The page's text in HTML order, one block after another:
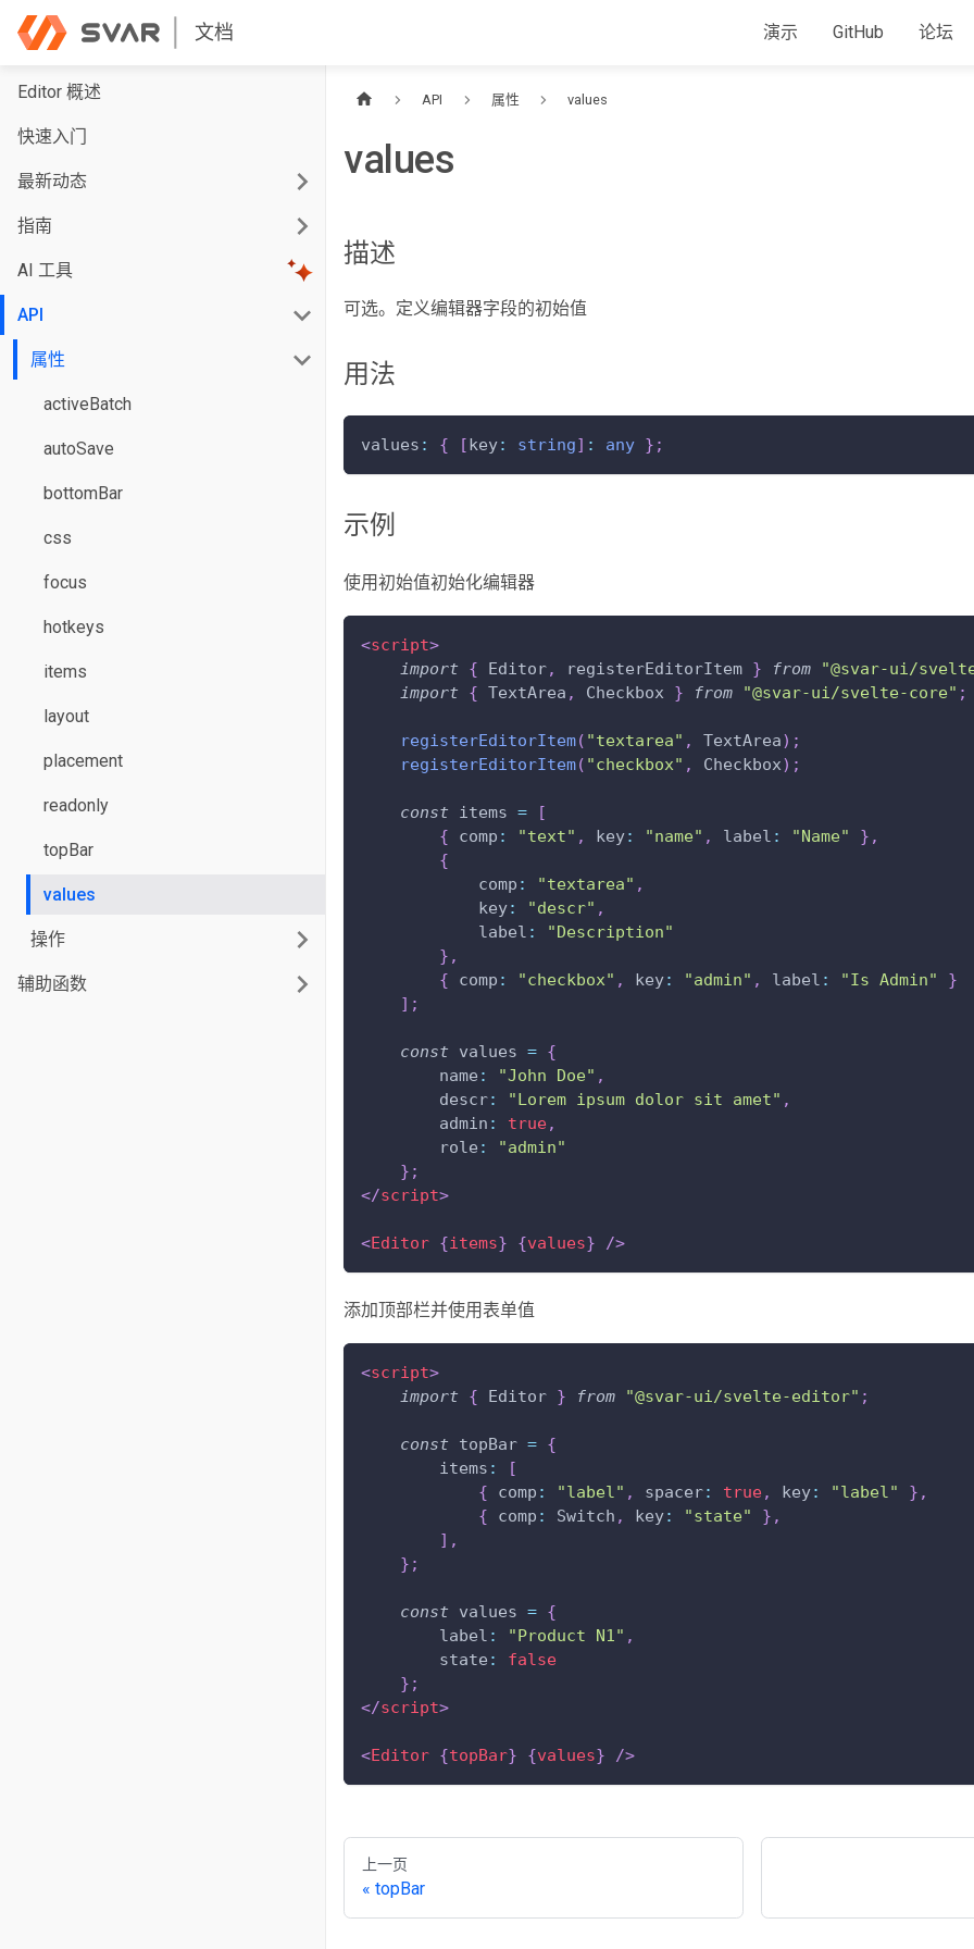
文档 演示 GitHub 论坛
Editor 概述
快速入门
最新动态
指南
AI 工具
API
属性
activeBatch
autoSave
bottomBar
css
focus
hotkeys
items
layout
placement
readonly
topBar
values
操作
辅助函数
API 属性 values
values
描述
可选。定义编辑器字段的初始值
用法
values : { [key: string] : any } ;
示例
使用初始值初始化编辑器
<script>
import
{ Editor, registerEditorItem } from "@svar-ui/
import
{ TextArea , Checkbox } from "@svar-ui/svelte-core" ;
registerEditorItem( "textarea" , TextArea) ;
registerEditorItem( "checkbox" , Checkbox) ;
const items =
[
{
comp : "text" , key: "name" , label : "Name" } ,
{
comp : "textarea" ,
key: "descr" ,
label :
"Description"
} ,
{
comp : "checkbox" , key: "admin" , label : "Is Admin"
}
] ;
const values = {
name : "John Doe" ,
descr: "Lorem ipsum dolor sit amet" ,
admin : true,
role :
"admin"
} ;
</script>
<Editor {items} {values} />
添加顶部栏并使用表单值
<script>
import
{ Editor } from "@svar-ui/svelte-editor" ;
const topBar = {
items :
[
{
comp : "label" , spacer: true, key: "label" } ,
{
comp : Switch , key: "state" } ,
] ,
} ;
const values = {
label : "Product N1" ,
state :
false
} ;
</script>
<Editor {topBar} {values} />
上一页
topBar